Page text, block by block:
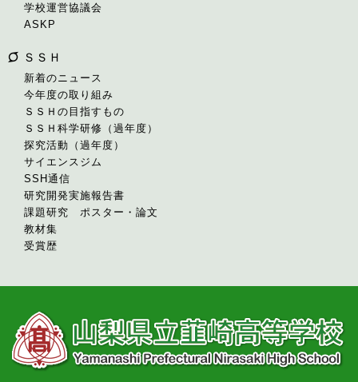
学校運営協議会
ASKP
ＳＳＨ
新着のニュース
今年度の取り組み
ＳＳＨの目指すもの
ＳＳＨ科学研修（過年度）
探究活動（過年度）
サイエンスジム
SSH通信
研究開発実施報告書
課題研究 ポスター・論文
教材集
受賞歴